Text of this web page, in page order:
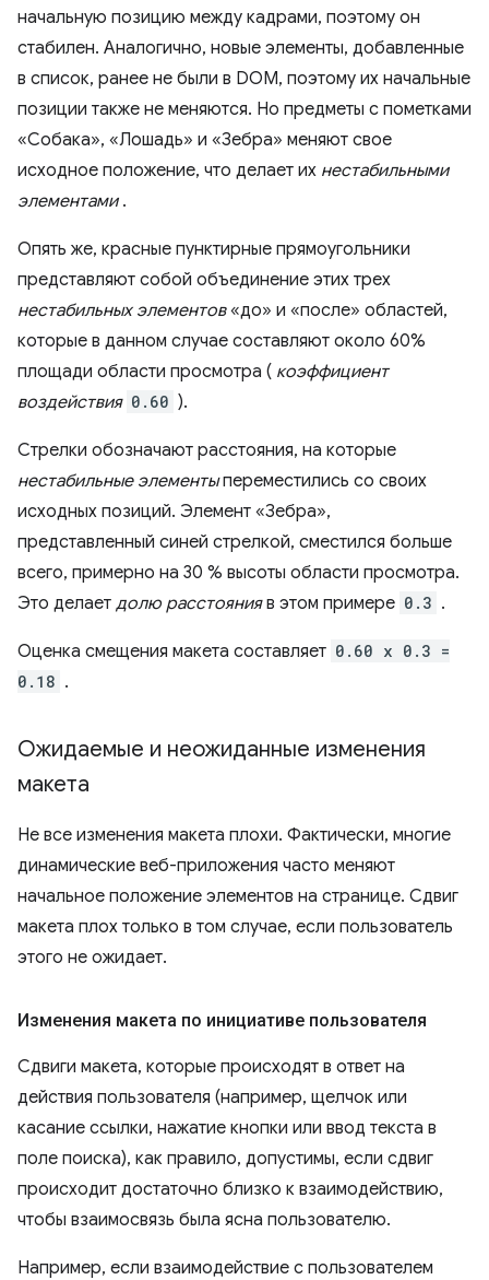
начальную позицию между кадрами, поэтому он
стабилен. Аналогично, новые элементы, добавленные
в список, ранее не были в DOM, поэтому их начальные
позиции также не меняются. Но предметы с пометками
«Собака», «Лошадь» и «Зебра» меняют свое
исходное положение, что делает их нестабильными
элементами.
Опять же, красные пунктирные прямоугольники
представляют собой объединение этих трех
нестабильных элементов«до» и «после» областей,
которые в данном случае составляют около 60%
площади области просмотра ( коэффициент
воздействия 0.60 ).
Стрелки обозначают расстояния, на которые
нестабильные элементыпереместились со своих
исходных позиций. Элемент «Зебра»,
представленный синей стрелкой, сместился больше
всего, примерно на 30 % высоты области просмотра.
Это делает долю расстоянияв этом примере 0.3 .
Оценка смещения макета составляет 0.60 x 0.3 =
0.18 .
Ожидаемые и неожиданные изменения
макета
Не все изменения макета плохи. Фактически, многие
динамические веб-приложения часто меняют
начальное положение элементов на странице. Сдвиг
макета плох только в том случае, если пользователь
этого не ожидает.
Изменения макета по инициативе пользователя
Сдвиги макета, которые происходят в ответ на
действия пользователя (например, щелчок или
касание ссылки, нажатие кнопки или ввод текста в
поле поиска), как правило, допустимы, если сдвиг
происходит достаточно близко к взаимодействию,
чтобы взаимосвязь была ясна пользователю.
Например, если взаимодействие с пользователем